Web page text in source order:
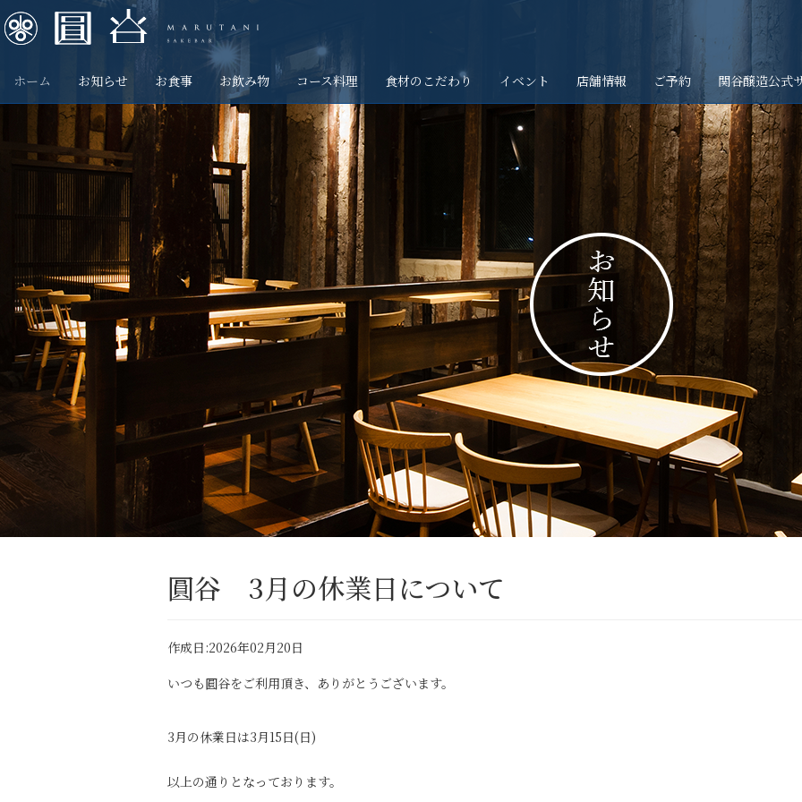
ホーム お知らせ お食事 お飲み物 コース料理 食材のこだわり イベント 店舗情報 ご予約 関谷醸造公式
圓谷 3月の休業日について
作成日:2026年02月20日
いつも圓谷をご利用頂き、ありがとうございます。
3月の休業日は3月15日(日)
以上の通りとなっております。